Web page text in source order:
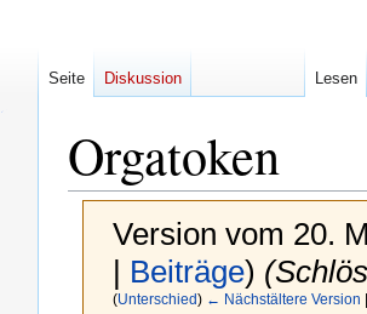
Orgatoken
Version vom 20.
| Beiträge)
(Unterschied) ← Nächstältere Version
Seite Diskussion Lesen